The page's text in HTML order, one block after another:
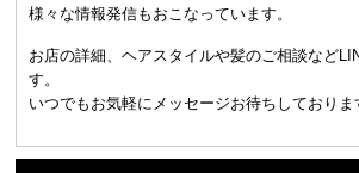
様々な情報発信もおこなっています。
お店の詳細、ヘアスタイルや髪のご相談など
す。
いつでもお気軽にメッセージお待ちしておりま